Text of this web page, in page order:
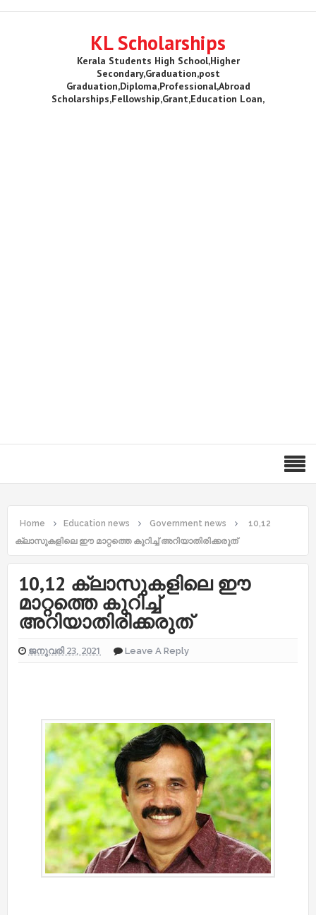
KL Scholarships
Kerala Students High School,Higher
Secondary,Graduation,post
Graduation,Diploma,Professional,Abroad
Scholarships,Fellowship,Grant,Education Loan,
Home Education news Government news
10,12
ക്ലാസുകളിലെ ഈ മാറ്റത്തെ കുറിച്ച് അറിയാതിരിക്കരുത്
10,12 ക്ലാസുകളിലെ ഈ
മാറ്റത്തെ കുറിച്ച്
അറിയാതിരിക്കരുത്
ജനുവരി 23, 2021 Leave A Reply